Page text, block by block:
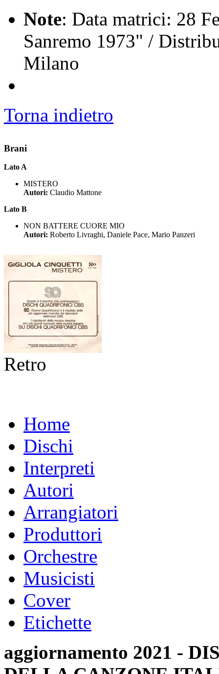
Note: Data matrici: 28
Sanremo 1973" /
Milano
Torna indietro
Brani
Lato A
MISTERO
Autori: Claudio Mattone
Lato B
NON BATTERE CUORE MIO
Autori: Roberto Livraghi, Daniele Pace, Mario Panzeri
Retro
Home
Dischi
Interpreti
Autori
Arrangiatori
Produttori
Orchestre
Musicisti
Cover
Etichette
aggiornamento 2021 -